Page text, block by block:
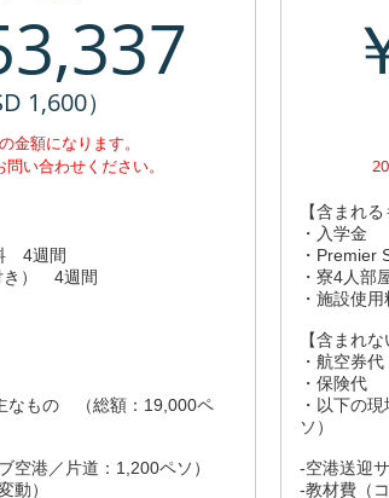
1,600）
金額になります。
い合わせください。
4週間
き） 4週間
なもの （総額：19,000ペ
空港／片道：1,200ペソ）
動）
【含まれる
・入学金
・
・寮4人
・施設使用
【含まれな
・航空券代
・保険代
・以下の
ソ）
-空港送迎
-教材費（